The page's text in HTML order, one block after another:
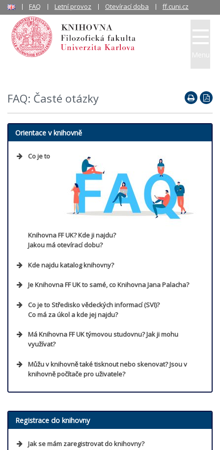
FAQ: Časté otázky
Orientace v knihovně
Co je to
Knihovna FF UK? Kde ji najdu?
Jakou má otevírací dobu?
Přejít na stránku otevírací doby knihoven
Kde najdu katalog knihovny?
Je Knihovna FF UK to samé, co Knihovna Jana Palacha?
Přejít
Co je to Středisko vědeckých informací (SVI)?
Co má za úkol a kde jej najdu?
Přejít
Má Knihovna FF UK týmovou studovnu? Jak ji mohu
využívat?
Můžu v knihovně také tisknout nebo skenovat? Jsou v
knihovně počítače pro uživatele?
Registrace do knihovny
Jak se mám zaregistrovat do knihovny?
Menu
FAQ Letní provoz Otevírací doba ff.cuni.cz